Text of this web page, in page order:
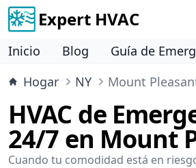
Expert HVAC
Inicio Blog
Guía de
Hogar
NY Mount
HVAC de
24/7 en Mount
Cuando tu comodidad está en